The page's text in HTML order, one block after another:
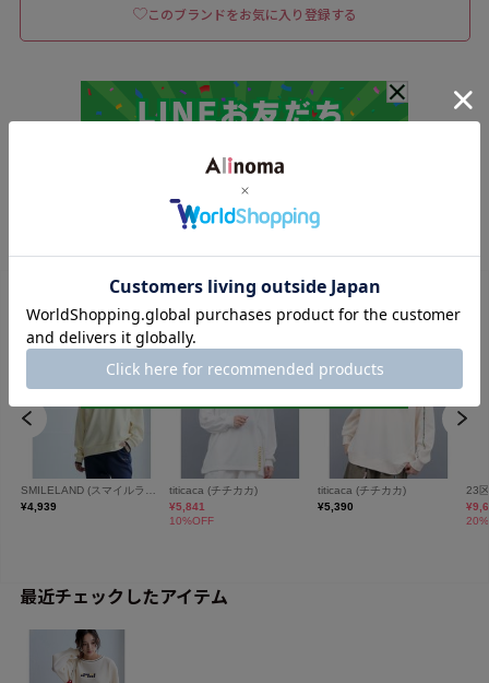
このブランドをお気に入り登録する
最近チェックしたアイテム